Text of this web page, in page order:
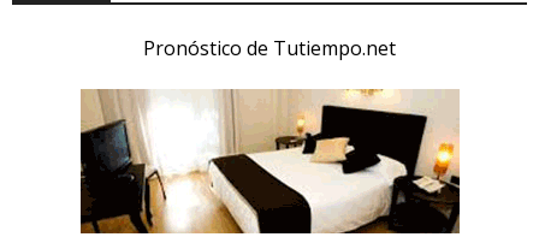
Pronóstico de Tutiempo.net